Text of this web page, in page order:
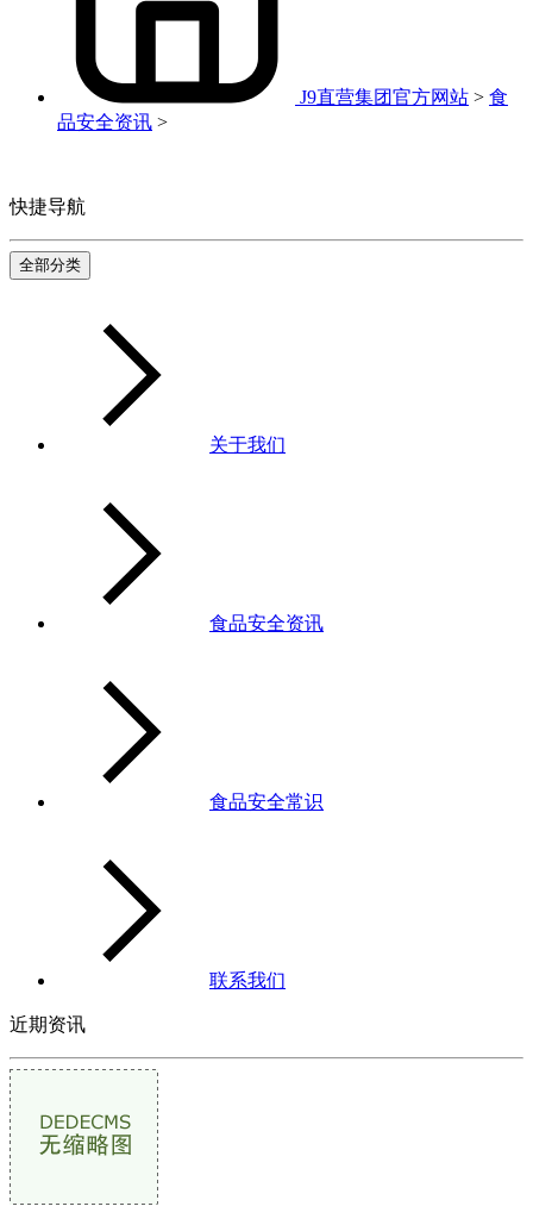
J9直营集团官方网站 > 食
品安全资讯 >
快捷导航
全部分类
关于我们
食品安全资讯
食品安全常识
联系我们
近期资讯